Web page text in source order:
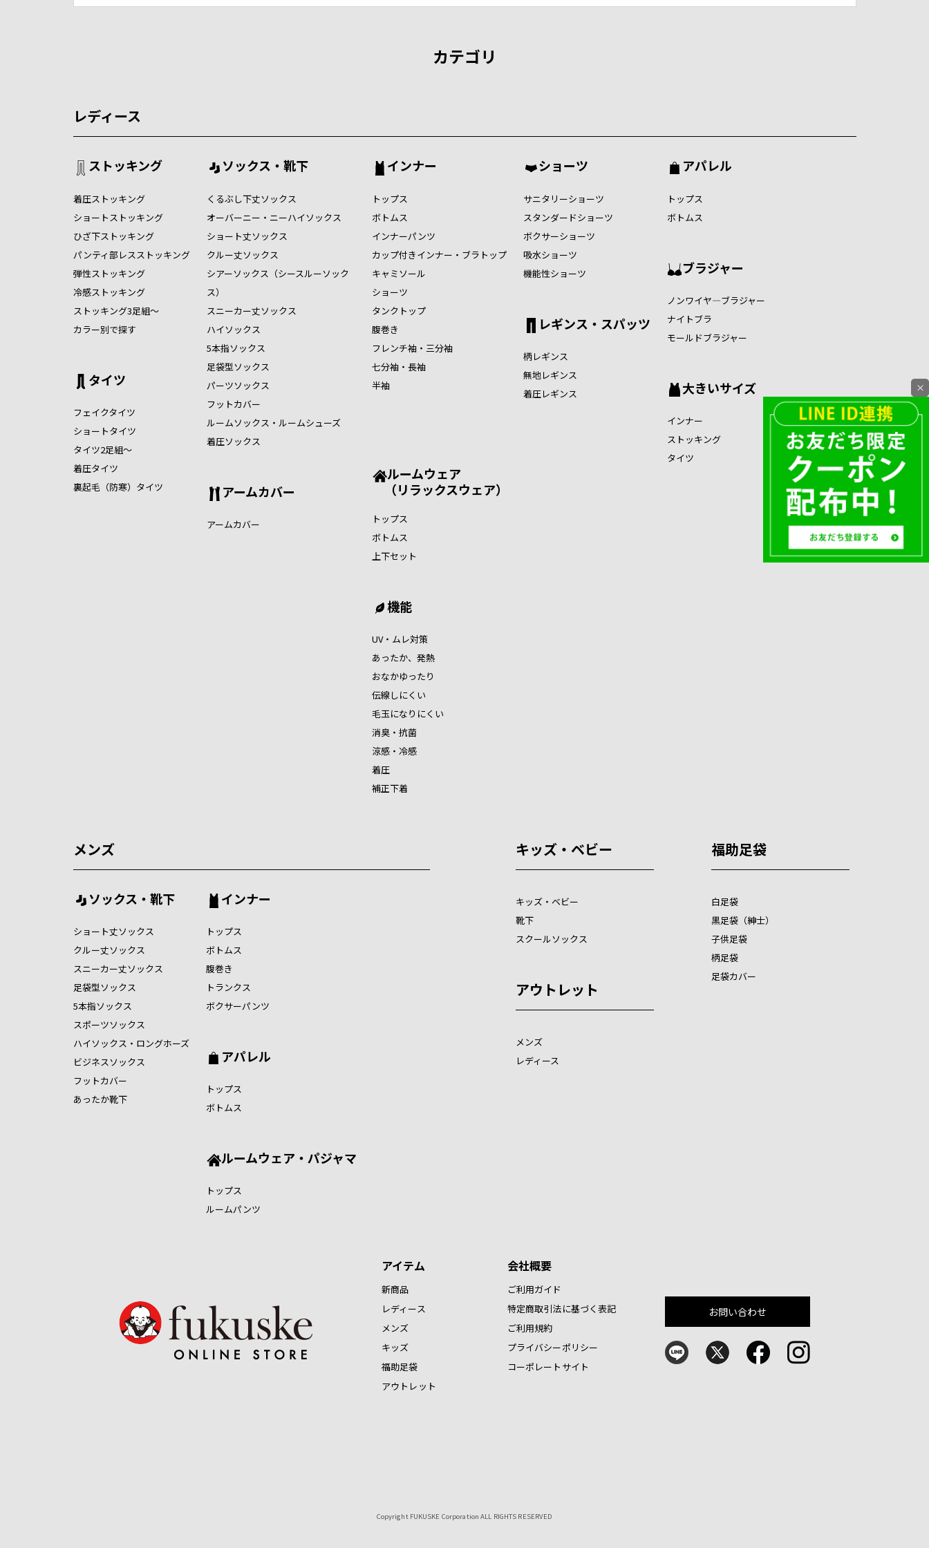
カテゴリ
レディース
ストッキング
着圧ストッキング
ショートストッキング
ひざ下ストッキング
パンティ部レスストッキング
弾性ストッキング
冷感ストッキング
ストッキング3足組～
カラー別で探す
タイツ
フェイクタイツ
ショートタイツ
タイツ2足組～
着圧タイツ
裏起毛（防寒）タイツ
ソックス・靴下
くるぶし下丈ソックス
オーバーニー・ニーハイソックス
ショート丈ソックス
クルー丈ソックス
シアーソックス（シースルーソック
ス）
スニーカー丈ソックス
ハイソックス
5本指ソックス
足袋型ソックス
パーツソックス
フットカバー
ルームソックス・ルームシューズ
着圧ソックス
アームカバー
アームカバー
インナー
トップス
ボトムス
インナーパンツ
カップ付きインナー・ブラトップ
キャミソール
ショーツ
タンクトップ
腹巻き
フレンチ袖・三分袖
七分袖・長袖
半袖
ショーツ
サニタリーショーツ
スタンダードショーツ
ボクサーショーツ
吸水ショーツ
機能性ショーツ
レギンス・スパッツ
柄レギンス
無地レギンス
着圧レギンス
アパレル
トップス
ボトムス
ブラジャー
ノンワイヤ―ブラジャー
ナイトブラ
モールドブラジャー
大きいサイズ
インナー
ストッキング
タイツ
ルームウェア
（リラックスウェア）
トップス
ボトムス
上下セット
機能
UV・ムレ対策
あったか、発熱
おなかゆったり
伝線しにくい
毛玉になりにくい
消臭・抗菌
涼感・冷感
着圧
補正下着
メンズ
ソックス・靴下
ショート丈ソックス
クルー丈ソックス
スニーカー丈ソックス
足袋型ソックス
5本指ソックス
スポーツソックス
ハイソックス・ロングホーズ
ビジネスソックス
フットカバー
あったか靴下
インナー
トップス
ボトムス
腹巻き
トランクス
ボクサーパンツ
アパレル
トップス
ボトムス
ルームウェア・パジャマ
トップス
ルームパンツ
キッズ・ベビー
キッズ・ベビー
靴下
スクールソックス
アウトレット
メンズ
レディース
福助足袋
白足袋
黒足袋（紳士）
子供足袋
柄足袋
足袋カバー
アイテム
新商品
レディース
メンズ
キッズ
福助足袋
アウトレット
会社概要
ご利用ガイド
特定商取引法に基づく表記
ご利用規約
プライバシーポリシー
コーポレートサイト
お問い合わせ
Copyright FUKUSKE Corporation ALL RIGHTS RESERVED
×